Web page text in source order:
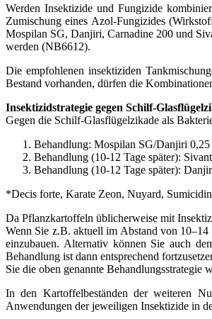
Werden Insektizide und Fungizide
Zumischung eines Azol-Fungizides
Mospilan SG, Danjiri, Carnadine 200 und
werden (NB6612).
Die empfohlenen insektiziden
Bestand vorhanden, dürfen die
Insektizidstrategie gegen Schilf-
Gegen die Schilf-Glasflügelzikade als
Behandlung: Mospilan SG/Danjiri
Behandlung (10-12 Tage später):
Behandlung (10-12 Tage später):
*Decis forte, Karate Zeon, Nuyard,
Da Pflanzkartoffeln üblicherweise mit
Wenn Sie z.B. aktuell im Abstand von
einzubauen. Alternativ können Sie auch
Behandlung ist dann entsprechend
Sie die oben genannte Behandlungsstrategie
In den Kartoffelbeständen der weiteren
Anwendungen der jeweiligen Insektizide in